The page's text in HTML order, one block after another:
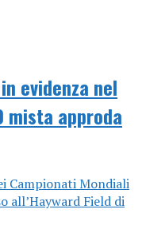
evidenza nel
mista approda
Campionati Mondiali
all’Hayward Field di